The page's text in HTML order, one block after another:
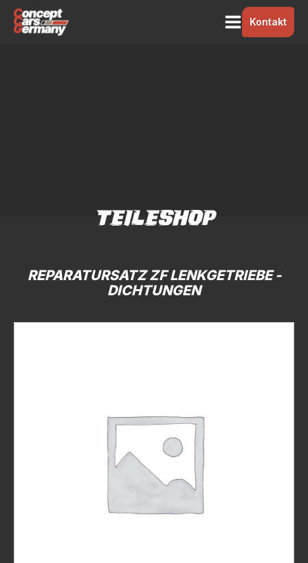
Kontakt
TEILESHOP
REPARATURSATZ ZF LENKGETRIEBE -
DICHTUNGEN